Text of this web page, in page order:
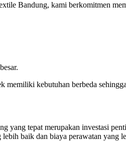
Bandung, kami berkomitmen
memiliki kebutuhan berbeda
yang tepat merupakan investasi
baik dan biaya perawatan yang